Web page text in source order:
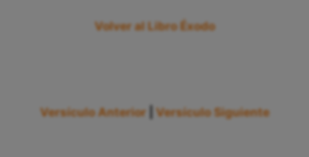
Volver al Libro Éxodo
Versículo Anterior Versículo Siguiente